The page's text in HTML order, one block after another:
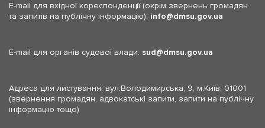
E-mail для вхідної кореспонденції (окрім звернень громадян
та запитів на публічну інформацію): info dmsu.gov.ua
E-mail для органів судової влади: sud dmsu.gov.ua
Адреса для листування: вул.Володимирська, 9, м.Київ, 01001
(звернення громадян, адвокатські запити, запити на публічну
інформацію тощо)